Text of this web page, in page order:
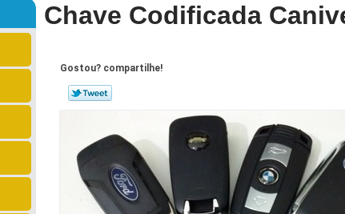
Chave Codificada
Gostou? compartilhe!